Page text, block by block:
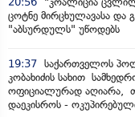
ცოტნე მირცხულავასა და
"აბსურდულს" უწოდებს
19:37 საქართველოს
კობახიძის სახით
ოფიციალურად აღიარა,
დაეკისროს -